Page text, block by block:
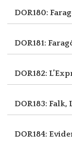
DOR180:
DOR181:
DOR182:
DOR183: Falk,
DOR184: